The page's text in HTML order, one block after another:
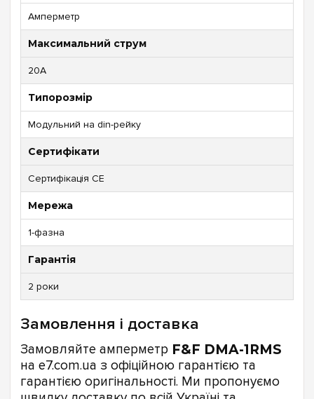
Амперметр
Максимальний струм
20A
Типорозмір
Модульний на din-рейку
Сертифікати
Сертифікація CE
Мережа
1-фазна
Гарантія
2 роки
Замовлення і доставка
Замовляйте амперметр F&F DMA-1RMS
на e7.com.ua з офіційною гарантією та
гарантією оригінальності. Ми пропонуємо